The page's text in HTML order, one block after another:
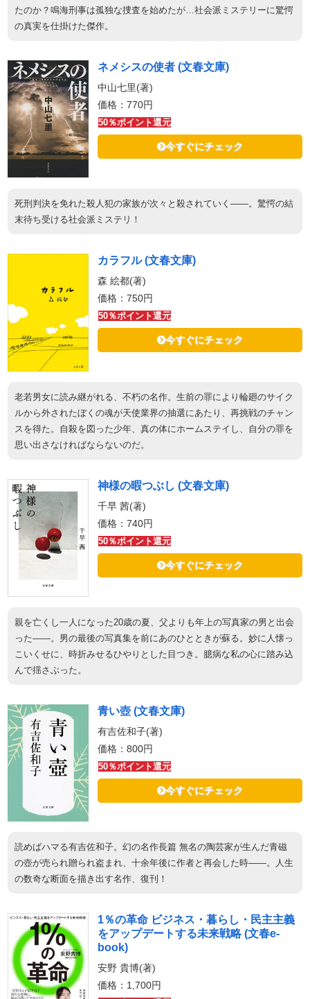
たのか？鳴海刑事は孤独な捜査を始めたが…社会派ミステリーに驚愕
の真実を仕掛けた傑作。
ネメシスの使者 (文春文庫)
中山七里(著)
価格：770円
50％ポイント還元
今すぐにチェック
死刑判決を免れた殺人犯の家族が次々と殺されていく――。驚愕の結
末待ち受ける社会派ミステリ！
カラフル (文春文庫)
森 絵都(著)
価格：750円
50％ポイント還元
今すぐにチェック
老若男女に読み継がれる、不朽の名作。生前の罪により輪廻のサイク
ルから外されたぼくの魂が天使業界の抽選にあたり、再挑戦のチャン
スを得た。自殺を図った少年、真の体にホームステイし、自分の罪を
思い出さなければならないのだ。
神様の暇つぶし (文春文庫)
千早 茜(著)
価格：740円
50％ポイント還元
今すぐにチェック
親を亡くし一人になった20歳の夏、父よりも年上の写真家の男と出会
った――。男の最後の写真集を前にあのひとときが蘇る。妙に人懐っ
こいくせに、時折みせるひやりとした目つき。臆病な私の心に踏み込
んで揺さぶった。
青い壺 (文春文庫)
有吉佐和子(著)
価格：800円
50％ポイント還元
今すぐにチェック
読めばハマる有吉佐和子。幻の名作長篇 無名の陶芸家が生んだ青磁
の壺が売られ贈られ盗まれ、十余年後に作者と再会した時——。人生
の数奇な断面を描き出す名作、復刊！
1％の革命 ビジネス・暮らし・民主主義
をアップデートする未来戦略 (文春e-
book)
安野 貴博(著)
価格：1,700円